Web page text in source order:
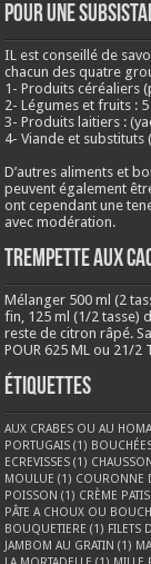
Pour une
IL est conseillé de
chacun des quatre
1- Produits céréaliers
2- Légumes et fruits :
3- Produits laitiers :
4- Viande et
D’autres aliments et
peuvent également
ont cependant une
avec modération.
Trempette aux
Mélanger 500 ml (2
fin, 125 ml (1/2 tasse)
reste de citron râpé.
POUR 625 ML ou 21/2
Étiquettes
AUX CRABES OU AU
PORTUGAIS (1)
ECREVISSES (1)
MOULUE (1) COURONNE
POISSON (1) CRÈME
PÂTE A CHOUX OU
BOUQUETIERE (1) FILETS
JAMBOM AU GRATIN (1)